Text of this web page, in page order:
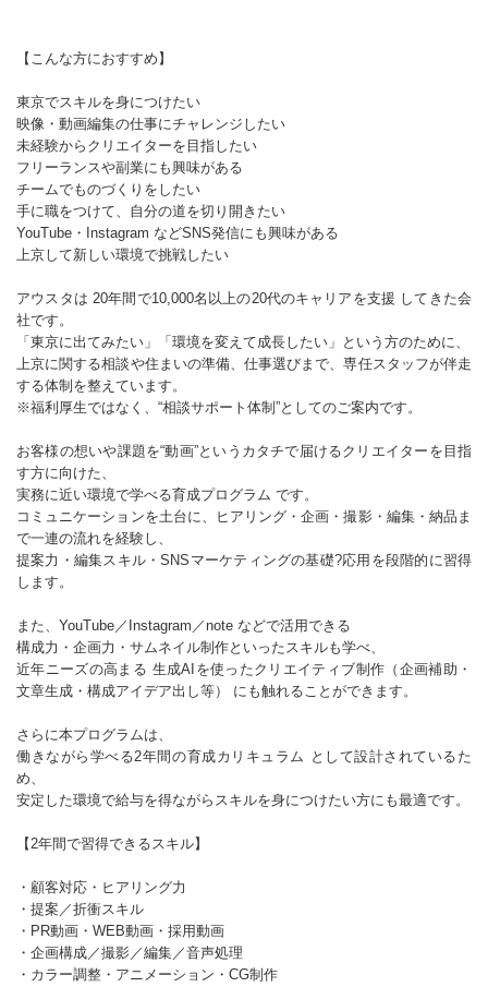
【こんな方におすすめ】
東京でスキルを身につけたい
映像・動画編集の仕事にチャレンジしたい
未経験からクリエイターを目指したい
フリーランスや副業にも興味がある
チームでものづくりをしたい
手に職をつけて、自分の道を切り開きたい
YouTube・Instagram などSNS発信にも興味がある
上京して新しい環境で挑戦したい
アウスタは 20年間で10,000名以上の20代のキャリアを支援 してきた会
社です。
「東京に出てみたい」「環境を変えて成長したい」という方のために、
上京に関する相談や住まいの準備、仕事選びまで、専任スタッフが伴走
する体制を整えています。
※福利厚生ではなく、“相談サポート体制”としてのご案内です。
お客様の想いや課題を“動画”というカタチで届けるクリエイターを目指
す方に向けた、
実務に近い環境で学べる育成プログラム です。
コミュニケーションを土台に、ヒアリング・企画・撮影・編集・納品ま
で一連の流れを経験し、
提案力・編集スキル・SNSマーケティングの基礎?応用を段階的に習得
します。
また、YouTube／Instagram／note などで活用できる
構成力・企画力・サムネイル制作といったスキルも学べ、
近年ニーズの高まる 生成AIを使ったクリエイティブ制作（企画補助・
文章生成・構成アイデア出し等） にも触れることができます。
さらに本プログラムは、
働きながら学べる2年間の育成カリキュラム として設計されているた
め、
安定した環境で給与を得ながらスキルを身につけたい方にも最適です。
【2年間で習得できるスキル】
・顧客対応・ヒアリング力
・提案／折衝スキル
・PR動画・WEB動画・採用動画
・企画構成／撮影／編集／音声処理
・カラー調整・アニメーション・CG制作